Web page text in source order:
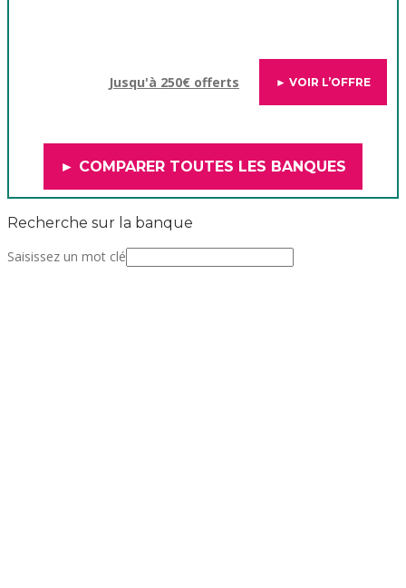
Jusqu'à 250€ offerts ► VOIR L’OFFRE
► COMPARER TOUTES LES BANQUES
Recherche sur la banque
Saisissez un mot clé